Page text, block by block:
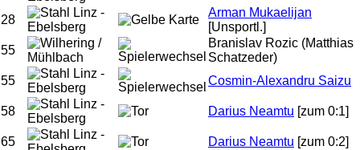
28
Arman Mukaelijan
[Unsportl.]
55
Branislav Rozic (Matthias
Schatzeder)
55
Cosmin-Alexandru Saizu
58 Darius Neamtu [zum 0:1]
65 Darius Neamtu [zum 0:2]